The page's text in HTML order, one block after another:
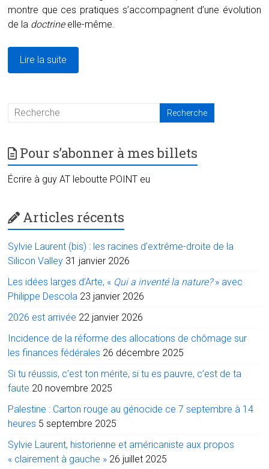
montre que ces pratiques s’accompagnent d’une évolution
de la doctrineelle-même.
Lire la suite
Pour s’abonner à mes billets
Écrire à guy AT leboutte POINT eu
Articles récents
Sylvie Laurent (bis) : les racines d’extrême-droite de la
Silicon Valley 31 janvier 2026
Les idées larges d’Arte, « Qui a inventé la nature?» avec
Philippe Descola 23 janvier 2026
2026 est arrivée 22 janvier 2026
Incidence de la réforme des allocations de chômage sur
les finances fédérales 26 décembre 2025
Si tu réussis, c’est ton mérite, si tu es pauvre, c’est de ta
faute 20 novembre 2025
Palestine : Carton rouge au génocide ce 7 septembre à 14
heures 5 septembre 2025
Sylvie Laurent, historienne et américaniste aux propos
« clairement à gauche » 26 juillet 2025